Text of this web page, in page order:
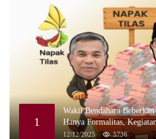
1
Wakil Bendahara
Hanya Formalitas,
Martin dan Kamboja
12/12/2025 5736